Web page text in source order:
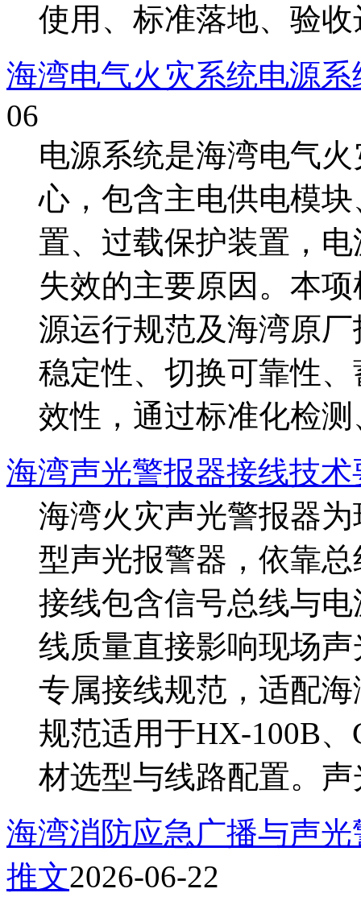
使用、标准落地、验
海湾电气火灾系统电源
06
电源系统是海湾电气
心，包含主电供电模
置、过载保护装置，
失效的主要原因。本
源运行规范及海湾原
稳定性、切换可靠性
效性，通过标准化检测
海湾声光警报器接线技术
海湾火灾声光警报器
型声光报警器，依靠
接线包含信号总线与
线质量直接影响现场
专属接线规范，适配
规范适用于HX-100B
材选型与线路配置。声
海湾消防应急广播与声
推文2026-06-22